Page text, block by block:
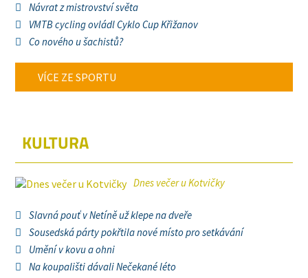
Návrat z mistrovství světa
VMTB cycling ovládl Cyklo Cup Křižanov
Co nového u šachistů?
VÍCE ZE SPORTU
KULTURA
Dnes večer u Kotvičky
Slavná pouť v Netíně už klepe na dveře
Sousedská párty pokřtila nové místo pro setkávání
Umění v kovu a ohni
Na koupališti dávali Nečekané léto